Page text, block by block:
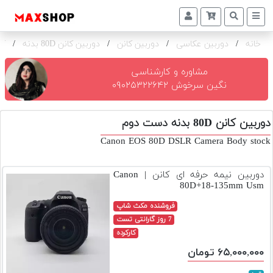
دوربین
و
تجهیزات
و
اکسسوری
دوم
دوربین
و
خانه / دوربین عکاسی / دوربین کانن / دوربین کانن 80D بدنه /
مشاوره و کارشناسی
نگین سرخوش ۰۹۰۲۵۳۲۲۶۴۲
دوربین کانن 80D بدنه دست دوم
Canon EOS 80D DSLR Camera Body stock
دوربین نیمه حرفه ای کانن | Canon
80D+18-135mm Usm
فروشنده مکث شاپ
7 روز گارانتی تست
کارکرده
۶۵,۰۰۰,۰۰۰ تومان